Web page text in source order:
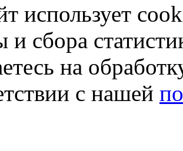
использует
и сбора
на
с нашей